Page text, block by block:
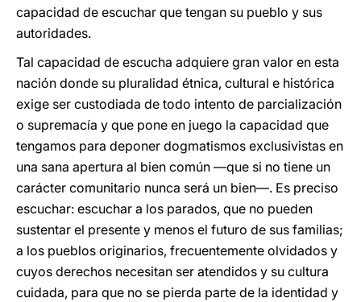
capacidad de escuchar que tengan su pueblo y sus
autoridades.
Tal capacidad de escucha adquiere gran valor en esta
nación donde su pluralidad étnica, cultural e histórica
exige ser custodiada de todo intento de parcialización
o supremacía y que pone en juego la capacidad que
tengamos para deponer dogmatismos exclusivistas en
una sana apertura al bien común —que si no tiene un
carácter comunitario nunca será un bien—. Es preciso
escuchar: escuchar a los parados, que no pueden
sustentar el presente y menos el futuro de sus familias;
a los pueblos originarios, frecuentemente olvidados y
cuyos derechos necesitan ser atendidos y su cultura
cuidada, para que no se pierda parte de la identidad y